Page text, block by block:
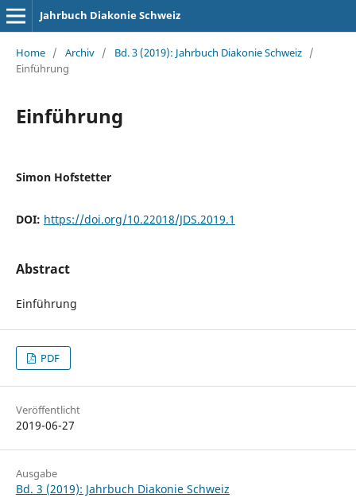
Jahrbuch Diakonie Schweiz
Home / Archiv / Bd. 3 (2019): Jahrbuch Diakonie Schweiz /
Einführung
Einführung
Simon Hofstetter
DOI: https://doi.org/10.22018/JDS.2019.1
Abstract
Einführung
PDF
Veröffentlicht
2019-06-27
Ausgabe
Bd. 3 (2019): Jahrbuch Diakonie Schweiz